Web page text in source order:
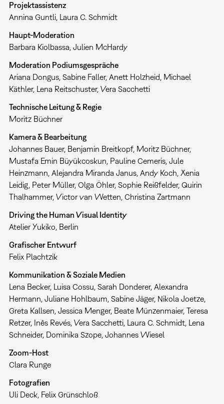
Projektassistenz
Annina Guntli, Laura C. Schmidt
Haupt-Moderation
Barbara Kiolbassa, Julien McHardy
Moderation Podiumsgespräche
Ariana Dongus, Sabine Faller, Anett Holzheid, Michael
Käthler, Lena Reitschuster, Vera Sacchetti
Technische Leitung & Regie
Moritz Büchner
Kamera & Bearbeitung
Johannes Bauer, Benjamin Breitkopf, Moritz Büchner,
Mustafa Emin Büyükcoskun, Pauline Cemeris, Jule
Heinzmann, Alejandra Miranda Janus, Andy Koch, Xenia
Leidig, Peter Müller, Olga Öhler, Sophie Reißfelder, Quirin
Thalhammer, Victor van Wetten, Christina Zartmann
Driving the Human Visual Identity
Atelier Yukiko, Berlin
Grafischer Entwurf
Felix Plachtzik
Kommunikation & Soziale Medien
Lena Becker, Luisa Cossu, Sarah Donderer, Alexandra
Hermann, Juliane Hohlbaum, Sabine Jäger, Nikola Joetze,
Greta Kallsen, Jessica Menger, Beate Münzenmaier, Teresa
Retzer, Inês Revés, Vera Sacchetti, Laura C. Schmidt, Lena
Schneider, Dominika Szope, Johannes Wiesel
Zoom-Host
Clara Runge
Fotografien
Uli Deck, Felix Grünschloß